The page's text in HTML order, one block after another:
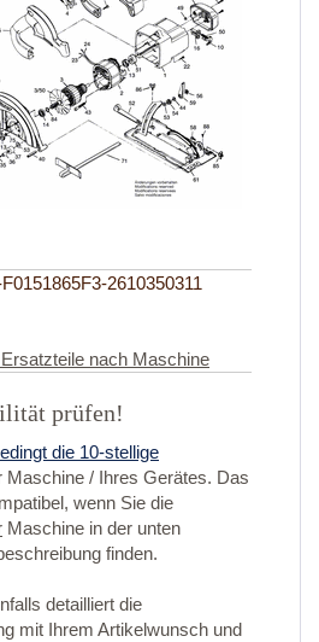
2610350311
nach Maschine
prüfen!
die 10-stellige
Maschine / Ihres Gerätes. Das
wenn Sie die
Maschine in der unten
finden.
detailliert die
mit Ihrem Artikelwunsch und